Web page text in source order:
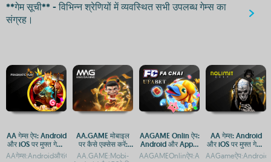
**गेम सूची** - विभिन्न श्रेणियों में व्यवस्थित सभी उपलब्ध गेम्स का
संग्रह।
AA गेम्स ऐप: Android
और iOS पर मुफ्त गेमिंग
का आनंद
AA.GAME मोबाइल
पर कैसे एक्सेस करें:
Android और iOS
AA.GAME:Mobi-
AAGAME Onlin ऐप:
Android और Apple
पर एक्सेस करें
AA गेम्स: Android
और iOS पर मुफ्त गेमिंग
का अनुभव